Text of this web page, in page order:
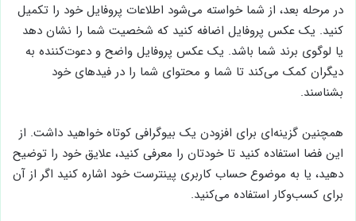
در مرحله بعد، از شما خواسته می‌شود اطلاعات پروفایل خود را تکمیل
کنید. یک عکس پروفایل اضافه کنید که شخصیت شما را نشان دهد
یا لوگوی برند شما باشد. یک عکس پروفایل واضح و دعوت‌کننده به
دیگران کمک می‌کند تا شما و محتوای شما را در فید‌های خود
بشناسند.
همچنین گزینه‌ای برای افزودن یک بیوگرافی کوتاه خواهید داشت. از
این فضا استفاده کنید تا خودتان را معرفی کنید، علایق خود را توضیح
دهید، یا به موضوع حساب کاربری پینترست خود اشاره کنید اگر از آن
برای کسب‌و‌کار استفاده می‌کنید.